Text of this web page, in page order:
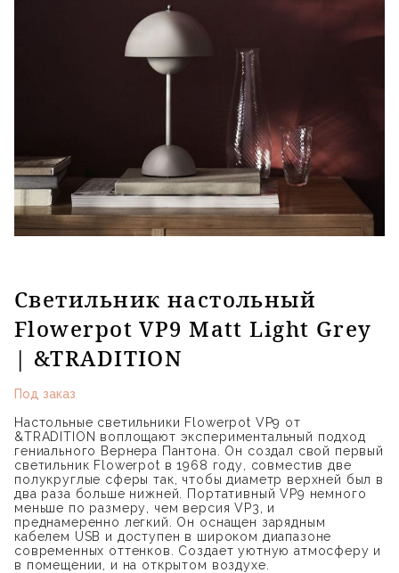
Светильник настольный
Flowerpot VP9 Matt Light Grey
| &TRADITION
Под заказ
Настольные светильники Flowerpot VP9 от
&TRADITION воплощают экспериментальный подход
гениального Вернера Пантона. Он создал свой первый
светильник Flowerpot в 1968 году, совместив две
полукруглые сферы так, чтобы диаметр верхней был в
два раза больше нижней. Портативный VP9 немного
меньше по размеру, чем версия VP3, и
преднамеренно легкий. Он оснащен зарядным
кабелем USB и доступен в широком диапазоне
современных оттенков. Создает уютную атмосферу и
в помещении, и на открытом воздухе.